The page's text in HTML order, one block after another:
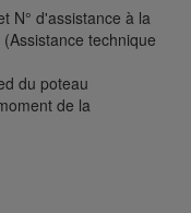
N° d'assistance à la
(Assistance technique
du poteau
de la